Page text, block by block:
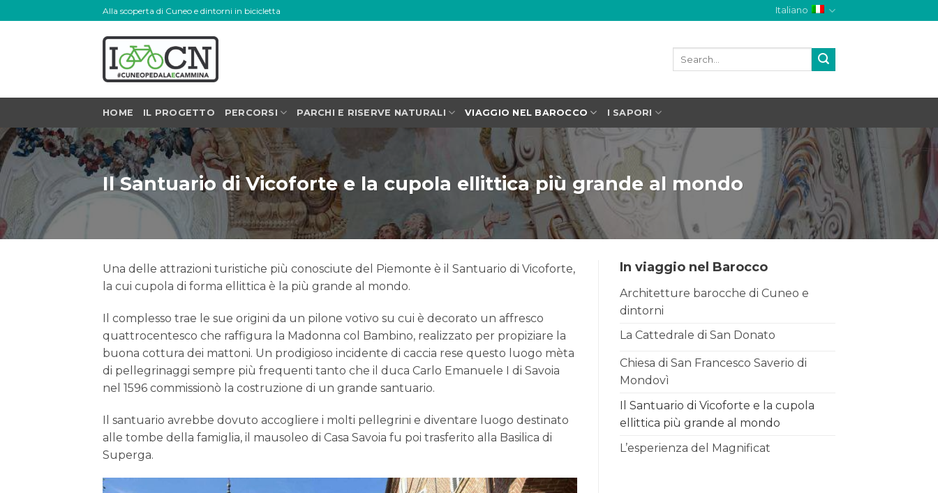
to
Alla scoperta di Cuneo e dintorni in bicicletta Italiano
HOME IL PROGETTO PERCORSI PARCHI E RISERVE NATURALI VIAGGIO NEL BAROCCO I SAPORI
Il Santuario di Vicoforte e la cupola ellittica più grande al mondo
Una delle attrazioni turistiche più conosciute del Piemonte è il Santuario di Vicoforte,
la cui cupola di forma ellittica è la più grande al mondo.
Il complesso trae le sue origini da un pilone votivo su cui è decorato un affresco
quattrocentesco che raffigura la Madonna col Bambino, realizzato per propiziare la
buona cottura dei mattoni. Un prodigioso incidente di caccia rese questo luogo mèta
di pellegrinaggi sempre più frequenti tanto che il duca Carlo Emanuele I di Savoia
nel 1596 commissionò la costruzione di un grande santuario.
Il santuario avrebbe dovuto accogliere i molti pellegrini e diventare luogo destinato
alle tombe della famiglia, il mausoleo di Casa Savoia fu poi trasferito alla Basilica di
Superga.
In viaggio nel Barocco
Architetture barocche di Cuneo e
dintorni
La Cattedrale di San Donato
Chiesa di San Francesco Saverio di
Mondovì
Il Santuario di Vicoforte e la cupola
ellittica più grande al mondo
L’esperienza del Magnificat